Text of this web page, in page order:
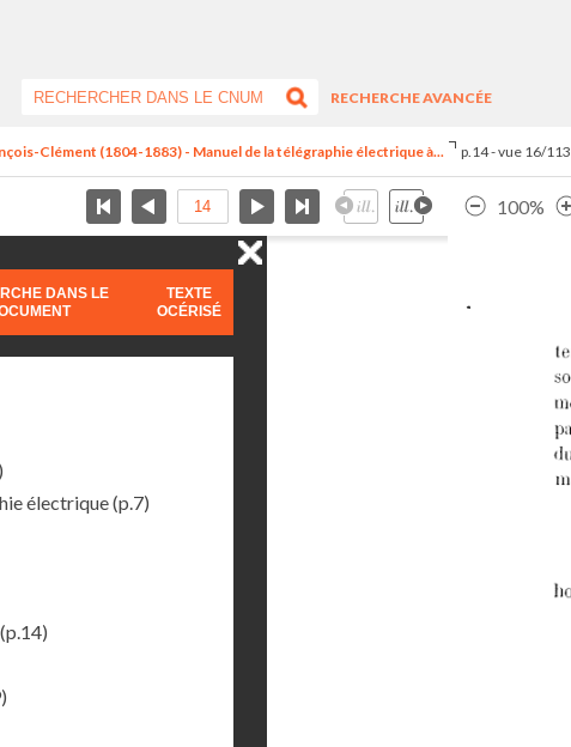
RECHERCHE AVANCÉE
Clément (1804-1883) - Manuel de la télégraphie électrique à... p.14 - vue 16/113
100%
DANS LE
TEXTE
OCÉRISÉ
électrique(p.7)
(p.14)